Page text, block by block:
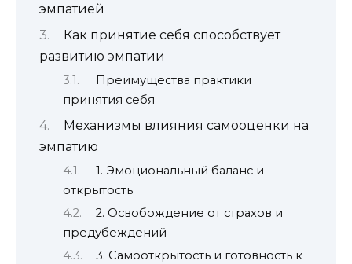
эмпатией
Как принятие себя способствует
развитию эмпатии
Преимущества практики
принятия себя
Механизмы влияния самооценки на
эмпатию
1. Эмоциональный баланс и
открытость
2. Освобождение от страхов и
предубеждений
3. Самооткрытость и готовность к